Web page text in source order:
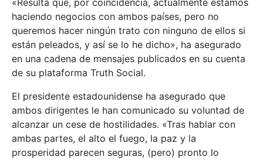
«Resulta que, por coincidencia, actualmente estamos
haciendo negocios con ambos países, pero no
queremos hacer ningún trato con ninguno de ellos si
están peleados, y así se lo he dicho», ha asegurado
en una cadena de mensajes publicados en su cuenta
de su plataforma Truth Social.
El presidente estadounidense ha asegurado que
ambos dirigentes le han comunicado su voluntad de
alcanzar un cese de hostilidades. «Tras hablar con
ambas partes, el alto el fuego, la paz y la
prosperidad parecen seguras, (pero) pronto lo